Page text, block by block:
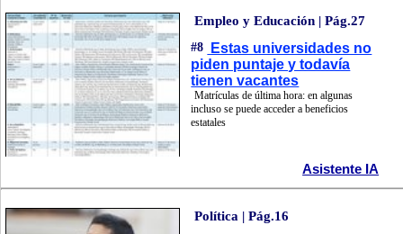
Empleo y Educación | Pág.27
#8
Estas universidades no
piden puntaje y todavía
tienen vacantes
Matrículas de última hora: en algunas
incluso se puede acceder a beneficios
estatales
Asistente IA
Política | Pág.16